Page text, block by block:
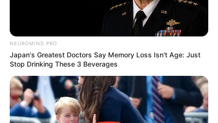
NEUROMIND PRO
Japan's Greatest Doctors Say Memory Loss Isn't Age: Just
Stop Drinking These 3 Beverages